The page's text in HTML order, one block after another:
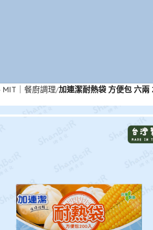
MIT｜餐廚調理 加連潔耐熱袋 方便包 六兩